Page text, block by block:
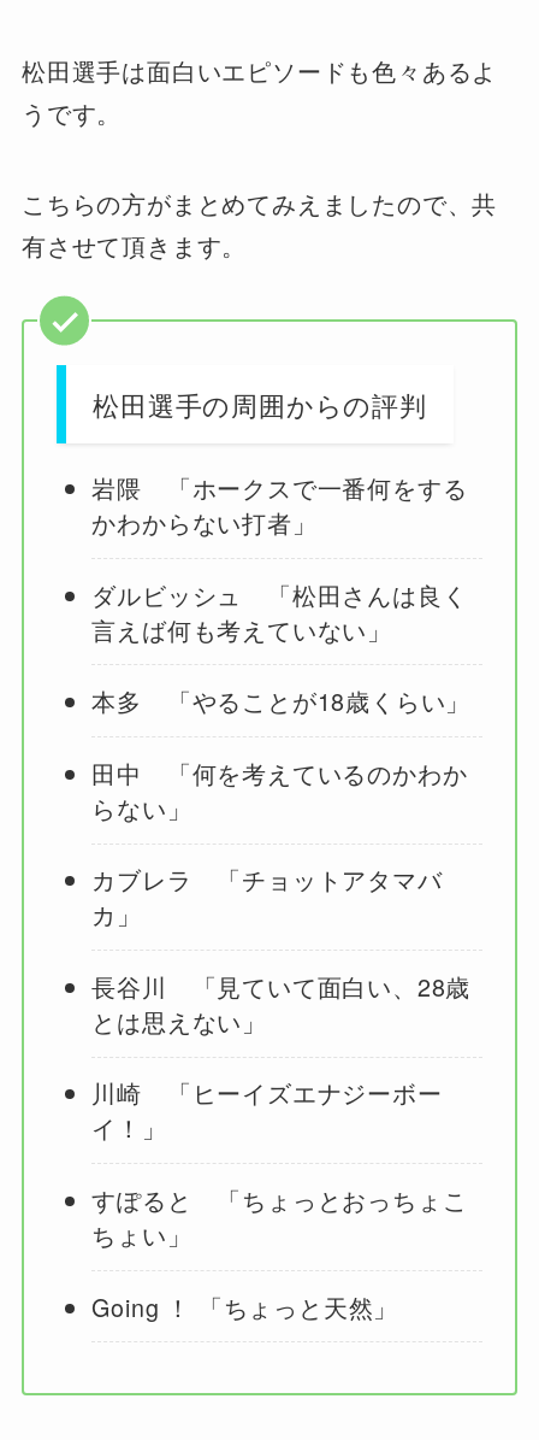
松田選手は面白いエピソードも色々あるよ
うです。
こちらの方がまとめてみえましたので、共
有させて頂きます。
松田選手の周囲からの評判
岩隈 「ホークスで一番何をする
かわからない打者」
ダルビッシュ 「松田さんは良く
言えば何も考えていない」
本多 「やることが18歳くらい」
田中 「何を考えているのかわか
らない」
カブレラ 「チョットアタマバ
カ」
長谷川 「見ていて面白い、28歳
とは思えない」
川崎 「ヒーイズエナジーボー
イ！」
すぽると 「ちょっとおっちょこ
ちょい」
Going ！ 「ちょっと天然」